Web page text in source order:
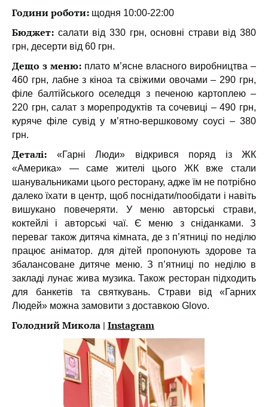
Години роботи: щодня 10:00-22:00
Бюджет: салати від 330 грн, основні страви від 380
грн, десерти від 60 грн.
Дещо з меню: плато м’ясне власного виробництва –
460 грн, лабне з кіноа та свіжими овочами – 290 грн,
філе балтійського оселедця з печеною картоплею –
220 грн, салат з морепродуктів та сочевиці – 490 грн,
куряче філе сувід у м’ятно-вершковому соусі – 380
грн.
Деталі: «Гарні Люди» відкрився поряд із ЖК
«Америка» — саме жителі цього ЖК вже стали
шанувальниками цього ресторану, адже їм не потрібно
далеко їхати в центр, щоб поснідати/пообідати і навіть
вишукано повечеряти. У меню авторські страви,
коктейлі і авторські чаї. Є меню з сніданками. З
переваг також дитяча кімната, де з п’ятниці по неділю
працює аніматор. для дітей пропонують здорове та
збалансоване дитяче меню. З п’ятниці по неділю в
закладі лунає жива музика. Також ресторан підходить
для банкетів та святкувань. Страви від «Гарних
Людей» можна замовити з доставкою Glovo.
Голодний Микола | Instagram